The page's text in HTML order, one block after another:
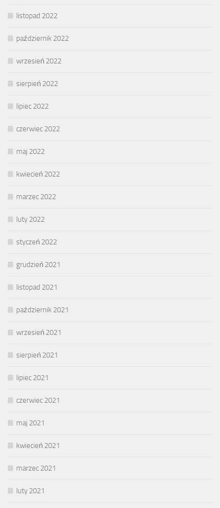
listopad 2022
październik 2022
wrzesień 2022
sierpień 2022
lipiec 2022
czerwiec 2022
maj 2022
kwiecień 2022
marzec 2022
luty 2022
styczeń 2022
grudzień 2021
listopad 2021
październik 2021
wrzesień 2021
sierpień 2021
lipiec 2021
czerwiec 2021
maj 2021
kwiecień 2021
marzec 2021
luty 2021